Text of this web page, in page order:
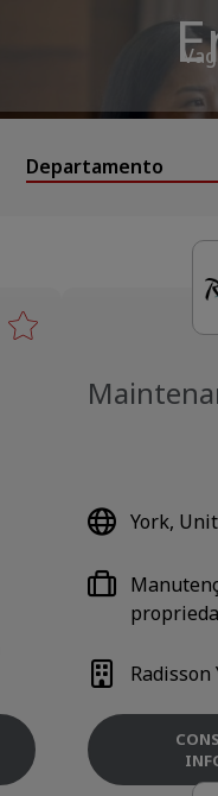
Departamento
York,
Radisson